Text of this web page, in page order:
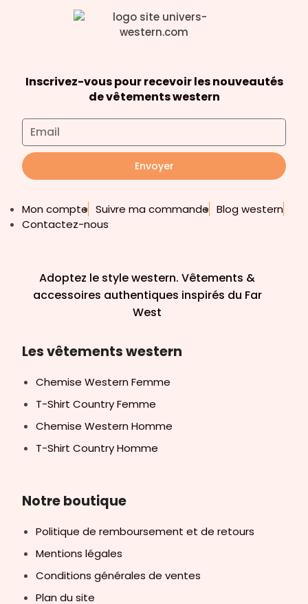
Inscrivez-vous pour recevoir les nouveautés
de vêtements western
Envoyer
Mon compte Suivre ma commande Blog western
Contactez-nous
Adoptez le style western. Vêtements &
accessoires authentiques inspirés du Far
West
Les vêtements western
Chemise Western Femme
T-Shirt Country Femme
Chemise Western Homme
T-Shirt Country Homme
Notre boutique
Politique de remboursement et de retours
Mentions légales
Conditions générales de ventes
Plan du site